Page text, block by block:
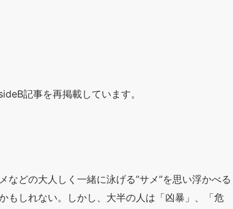
記事を再掲載しています。
どの大人しく一緒に泳げる”サメ”を思い浮かべる
もしれない。しかし、大半の人は「凶暴」、「危